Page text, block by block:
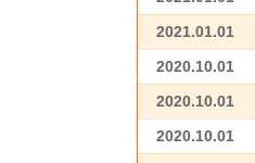
2021.01.01
2020.10.01
2020.10.01
2020.10.01